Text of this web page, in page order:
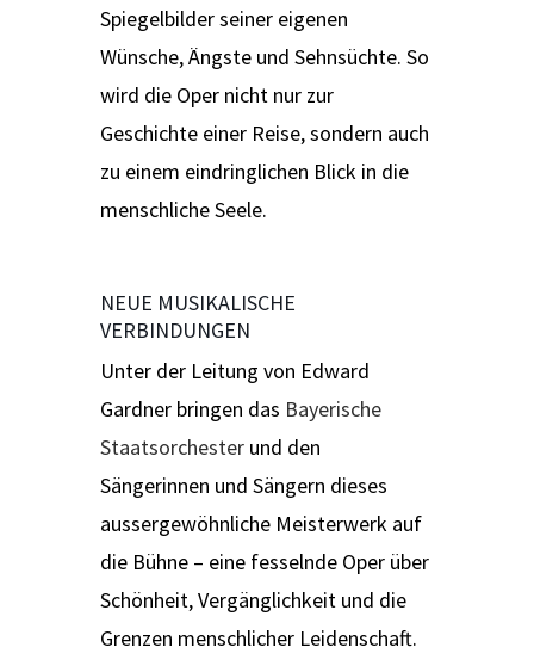
Spiegelbilder seiner eigenen
Wünsche, Ängste und Sehnsüchte. So
wird die Oper nicht nur zur
Geschichte einer Reise, sondern auch
zu einem eindringlichen Blick in die
menschliche Seele.
NEUE MUSIKALISCHE
VERBINDUNGEN
Unter der Leitung von Edward
Gardner bringen das Bayerische
Staatsorchester und den
Sängerinnen und Sängern dieses
aussergewöhnliche Meisterwerk auf
die Bühne – eine fesselnde Oper über
Schönheit, Vergänglichkeit und die
Grenzen menschlicher Leidenschaft.